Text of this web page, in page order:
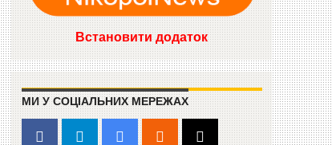
Встановити додаток
МИ У СОЦІАЛЬНИХ МЕРЕЖАХ